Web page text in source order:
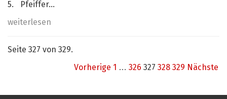
5.
Pfeiffer...
weiterlesen
Seite 327 von 329.
Vorherige 1 … 326 327 328 329 Nächste